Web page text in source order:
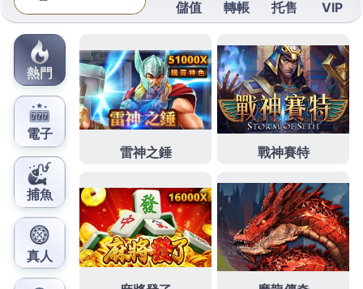
鳳梨娛樂城官網
外勞仲介以替代分擔家外勞申
請資格要出租削骨手術